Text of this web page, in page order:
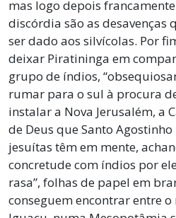
mas logo depois
discórdia são as desavenças
ser dado aos silvícolas. Por
deixar Piratininga em
grupo de índios,
rumar para o sul à procura
instalar a Nova Jerusalém, a
de Deus que Santo
jesuítas têm em mente,
concretude com índios por
rasa”, folhas de papel em
conseguem encontrar entre